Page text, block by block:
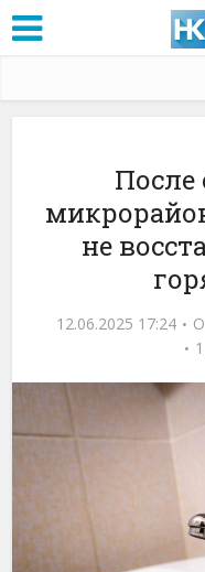
После
не
12.06.2025 17:24